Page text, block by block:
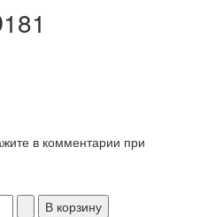
в комментарии при